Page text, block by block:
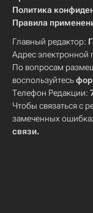
Политика
Правила
Главный редактор:
Адрес электронной
По вопросам
воспользуйтесь
Телефон Редакции:
Чтобы связаться с
замеченных
связи.